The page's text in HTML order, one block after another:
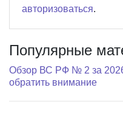
авторизоваться.
Популярные
Обзор ВС РФ № 2 за 2026
обратить внимание